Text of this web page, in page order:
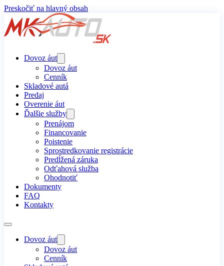
Preskočiť na hlavný obsah
Dovoz áut
Dovoz áut
Cenník
Skladové autá
Predaj
Overenie áut
Ďalšie služby
Prenájom
Financovanie
Poistenie
Sprostredkovanie registrácie
Predĺžená záruka
Odťahová služba
Ohodnotiť
Dokumenty
FAQ
Kontakty
Dovoz áut
Dovoz áut
Cenník